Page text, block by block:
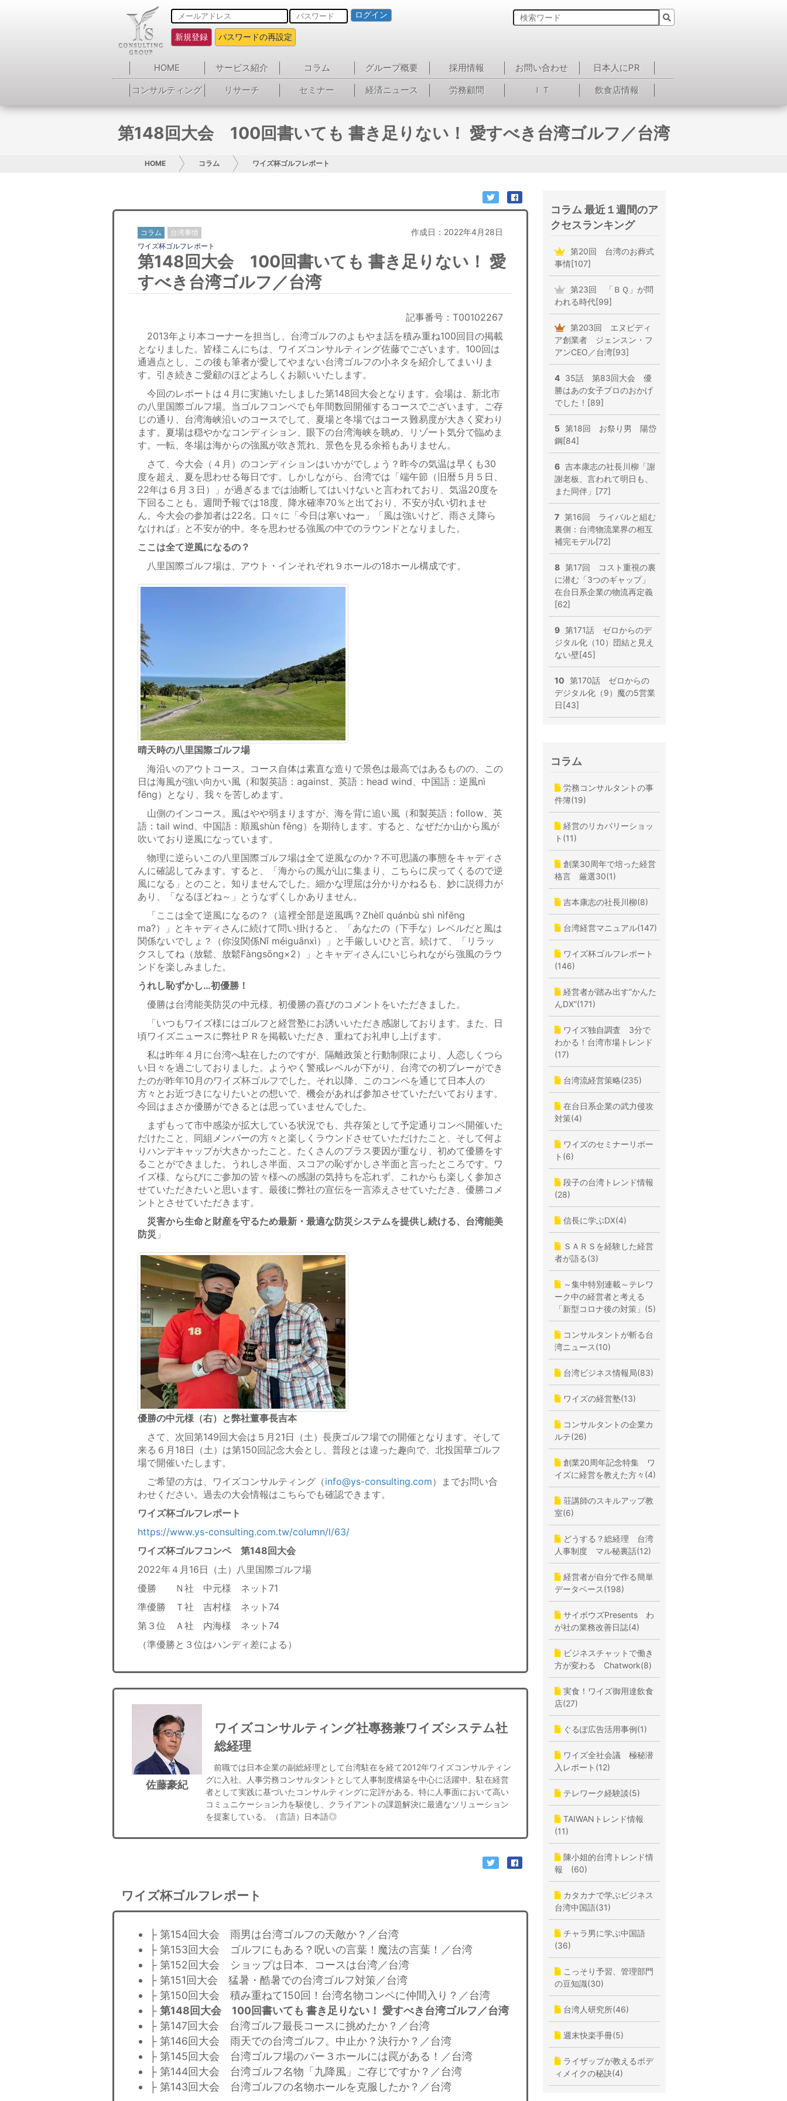
ログイン
新規登録 パスワードの再設定
HOME サービス紹介 コラム グループ概要 採用情報 お問い合わせ
日本人にPR
コンサルティング
リサーチ セミナー 経済ニュース 労務顧問 ＩＴ 飲食店情報
第148回大会 100回書いても 書き足りない！ 愛すべき台湾ゴルフ／台湾
HOME コラム ワイズ杯ゴルフレポート
コラム 台湾事情 作成日：2022年4月28日
ワイズ杯ゴルフレポート
第148回大会 100回書いても 書き足りない！ 愛
すべき台湾ゴルフ／台湾
記事番号：T00102267
2013年より本コーナーを担当し、台湾ゴルフのよもやま話を積み重ね100回目の掲載
となりました。皆様こんにちは、ワイズコンサルティング佐藤でございます。100回は
通過点とし、この後も筆者が愛してやまない台湾ゴルフの小ネタを紹介してまいりま
す。引き続きご愛顧のほどよろしくお願いいたします。
今回のレポートは４月に実施いたしました第148回大会となります。会場は、新北市
の八里国際ゴルフ場。当ゴルフコンペでも年間数回開催するコースでございます。ご存
じの通り、台湾海峡沿いのコースでして、夏場と冬場ではコース難易度が大きく変わり
ます。夏場は穏やかなコンディション、眼下の台湾海峡を眺め、リゾート気分で臨めま
す。一転、冬場は海からの強風が吹き荒れ、景色を見る余裕もありません。
さて、今大会（４月）のコンディションはいかがでしょう？昨今の気温は早くも30
度を超え、夏を思わせる毎日です。しかしながら、台湾では「端午節（旧暦５月５日、
22年は６月３日）」が過ぎるまでは油断してはいけないと言われており、気温20度を
下回ることも。週間予報では18度、降水確率70％と出ており、不安が拭い切れませ
ん。今大会の参加者は22名。口々に「今日は寒いねー」「風は強いけど、雨さえ降ら
なければ」と不安が的中。冬を思わせる強風の中でのラウンドとなりました。
ここは全て逆風になるの？
八里国際ゴルフ場は、アウト・インそれぞれ９ホールの18ホール構成です。
晴天時の八里国際ゴルフ場
海沿いのアウトコース。コース自体は素直な造りで景色は最高ではあるものの、この
日は海風が強い向かい風（和製英語：against、英語：head wind、中国語：逆風nì
fēng）となり、我々を苦しめます。
山側のインコース。風はやや弱まりますが、海を背に追い風（和製英語：follow、英
語：tail wind、中国語：順風shùn fēng）を期待します。すると、なぜだか山から風が
吹いており逆風になっています。
物理に逆らいこの八里国際ゴルフ場は全て逆風なのか？不可思議の事態をキャディさ
んに確認してみます。すると、「海からの風が山に集まり、こちらに戻ってくるので逆
風になる」とのこと。知りませんでした。細かな理屈は分かりかねるも、妙に説得力が
あり、「なるほどね～」とうなずくしかありません。
「ここは全て逆風になるの？（這裡全部是逆風嗎？Zhèlǐ quánbù shì nìfēng
ma?）」とキャディさんに続けて問い掛けると、「あなたの（下手な）レベルだと風は
関係ないでしょ？（你沒関係Nǐ méiguānxì）」と手厳しいひと言。続けて、「リラッ
クスしてね（放鬆、放鬆Fàngsōng×2）」とキャディさんにいじられながら強風のラウ
ンドを楽しみました。
うれし恥ずかし…初優勝！
優勝は台湾能美防災の中元様。初優勝の喜びのコメントをいただきました。
「いつもワイズ様にはゴルフと経営塾にお誘いいただき感謝しております。また、日
頃ワイズニュースに弊社ＰＲを掲載いただき、重ねてお礼申し上げます。
私は昨年４月に台湾へ駐在したのですが、隔離政策と行動制限により、人恋しくつら
い日々を過ごしておりました。ようやく警戒レベルが下がり、台湾での初プレーができ
たのが昨年10月のワイズ杯ゴルフでした。それ以降、このコンペを通じて日本人の
方々とお近づきになりたいとの想いで、機会があれば参加させていただいております。
今回はまさか優勝ができるとは思っていませんでした。
まずもって市中感染が拡大している状況でも、共存策として予定通りコンペ開催いた
だけたこと、同組メンバーの方々と楽しくラウンドさせていただけたこと、そして何よ
りハンデキャップが大きかったこと。たくさんのプラス要因が重なり、初めて優勝をす
ることができました。うれしさ半面、スコアの恥ずかしさ半面と言ったところです。ワ
イズ様、ならびにご参加の皆々様への感謝の気持ちを忘れず、これからも楽しく参加さ
せていただきたいと思います。最後に弊社の宣伝を一言添えさせていただき、優勝コメ
ントとさせていただきます。
災害から生命と財産を守るため最新・最適な防災システムを提供し続ける、台湾能美
防災 」
優勝の中元様（右）と弊社董事長吉本
さて、次回第149回大会は５月21日（土）長庚ゴルフ場での開催となります。そして
来る６月18日（土）は第150回記念大会とし、普段とは違った趣向で、北投国華ゴルフ
場で開催いたします。
ご希望の方は、ワイズコンサルティング（info@ys-consulting.com）までお問い合
わせください。過去の大会情報はこちらでも確認できます。
ワイズ杯ゴルフレポート
https://www.ys-consulting.com.tw/column/l/63/
ワイズ杯ゴルフコンペ 第148回大会
2022年４月16日（土）八里国際ゴルフ場
優勝 Ｎ社 中元様 ネット71
準優勝 Ｔ社 吉村様 ネット74
第３位 Ａ社 内海様 ネット74
（準優勝と３位はハンディ差による）
佐藤豪紀
ワイズコンサルティング社專務兼ワイズシステム社
総経理
前職では日本企業の副総経理として台湾駐在を経て2012年ワイズコンサルティン
グに入社。人事労務コンサルタントとして人事制度構築を中心に活躍中。駐在経営
者として実践に基づいたコンサルティングに定評がある。特に人事面において高い
コミュニケーション力を駆使し、クライアントの課題解決に最適なソリューション
を提案している。（言語）日本語◎
ワイズ杯ゴルフレポート
├ 第154回大会 雨男は台湾ゴルフの天敵か？／台湾
├ 第153回大会 ゴルフにもある？呪いの言葉！魔法の言葉！／台湾
├ 第152回大会 ショップは日本、コースは台湾／台湾
├ 第151回大会 猛暑・酷暑での台湾ゴルフ対策／台湾
├ 第150回大会 積み重ねて150回！台湾名物コンペに仲間入り？／台湾
├ 第148回大会 100回書いても 書き足りない！ 愛すべき台湾ゴルフ／台湾
├ 第147回大会 台湾ゴルフ最長コースに挑めたか？／台湾
├ 第146回大会 雨天での台湾ゴルフ。中止か？決行か？／台湾
├ 第145回大会 台湾ゴルフ場のパー３ホールには罠がある！／台湾
├ 第144回大会 台湾ゴルフ名物「九降風」ご存じですか？／台湾
├ 第143回大会 台湾ゴルフの名物ホールを克服したか？／台湾
コラム 最近１週間のア
クセスランキング
第20回 台湾のお葬式
事情[107]
第23回 「ＢＱ」が問
われる時代[99]
第203回 エヌビディ
ア創業者 ジェンスン・フ
アンCEO／台湾[93]
4 35話 第83回大会 優
勝はあの女子プロのおかげ
でした！[89]
5 第18回 お祭り男 陽岱
鋼[84]
6 吉本康志の社長川柳「謝
謝老板、言われて明日も、
また同伴」[77]
7 第16回 ライバルと組む
裏側：台湾物流業界の相互
補完モデル[72]
8 第17回 コスト重視の裏
に潜む「3つのギャップ」
在台日系企業の物流再定義
[62]
9 第171話 ゼロからのデ
ジタル化（10）団結と見え
ない壁[45]
10 第170話 ゼロからの
デジタル化（9）魔の5営業
日[43]
コラム
労務コンサルタントの事
件簿(19)
経営のリカバリーショッ
ト(11)
創業30周年で培った経営
格言 厳選30(1)
吉本康志の社長川柳(8)
台湾経営マニュアル(147)
ワイズ杯ゴルフレポート
(146)
経営者が踏み出す”かんた
んDX”(171)
ワイズ独自調査 3分で
わかる！台湾市場トレンド
(17)
台湾流経営策略(235)
在台日系企業の武力侵攻
対策(4)
ワイズのセミナーリポー
ト(6)
段子の台湾トレンド情報
(28)
信長に学ぶDX(4)
ＳＡＲＳを経験した経営
者が語る(3)
～集中特別連載～テレワ
ーク中の経営者と考える
「新型コロナ後の対策」(5)
コンサルタントが斬る台
湾ニュース(10)
台湾ビジネス情報局(83)
ワイズの経営塾(13)
コンサルタントの企業カ
ルテ(26)
創業20周年記念特集 ワ
イズに経営を教えた方々(4)
荘講師のスキルアップ教
室(6)
どうする？総経理 台湾
人事制度 マル秘裏話(12)
経営者が自分で作る簡単
データベース(198)
サイボウズPresents わ
が社の業務改善日誌(4)
ビジネスチャットで働き
方が変わる Chatwork(8)
実食！ワイズ御用達飲食
店(27)
ぐるぽ広告活用事例(1)
ワイズ全社会議 極秘潜
入レポート(12)
テレワーク経験談(5)
TAIWANトレンド情報
(11)
陳小姐的台湾トレンド情
報 (60)
カタカナで学ぶビジネス
台湾中国語(31)
チャラ男に学ぶ中国語
(36)
こっそり予習、管理部門
の豆知識(30)
台湾人研究所(46)
週末快楽手冊(5)
ライザップが教えるボデ
ィメイクの秘訣(4)